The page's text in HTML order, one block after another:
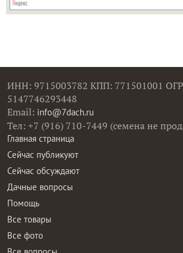
ИНН: 9715003782 КПП: 771501001
5147746293448
Email: info@7dach.ru
Тел: +7 (916) 710-7449 (семена не
Главная страница
Сейчас публикуют
Сейчас обсуждают
Дачные вопросы
Помощь
Все товары
Все фото